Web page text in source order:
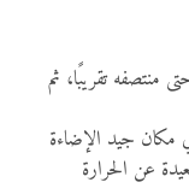
منتصفه تقريبًا، ثم
مكان جيد الإضاءة
عن الحرارة